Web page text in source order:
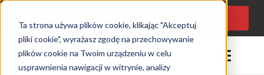
Ta strona używa plików cookie, klikając "Akceptuj
pliki cookie", wyrażasz zgodę na przechowywanie
plików cookie na Twoim urządzeniu w celu
usprawnienia nawigacji w witrynie, analizy
PROJEKTOWA